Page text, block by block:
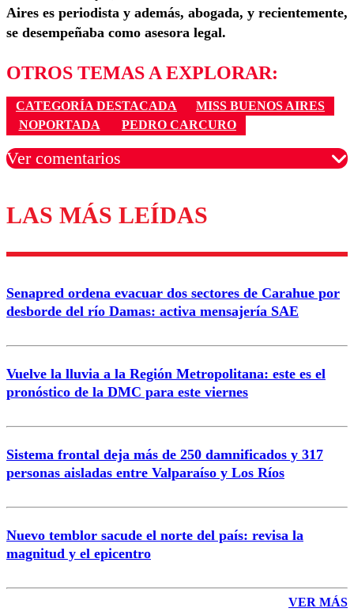
Aires es periodista y además, abogada, y recientemente,
se desempeñaba como asesora legal.
OTROS TEMAS A EXPLORAR:
CATEGORÍA DESTACADA
MISS BUENOS AIRES
NOPORTADA
PEDRO CARCURO
Ver comentarios
Los comentarios son moderados para garantizar un
diálogo respetuoso.
Nombre
Correo
Enviar comentario
LAS MÁS LEÍDAS
Senapred ordena evacuar dos sectores de Carahue por
desborde del río Damas: activa mensajería SAE
Vuelve la lluvia a la Región Metropolitana: este es el
pronóstico de la DMC para este viernes
Sistema frontal deja más de 250 damnificados y 317
personas aisladas entre Valparaíso y Los Ríos
Nuevo temblor sacude el norte del país: revisa la
magnitud y el epicentro
VER MÁS